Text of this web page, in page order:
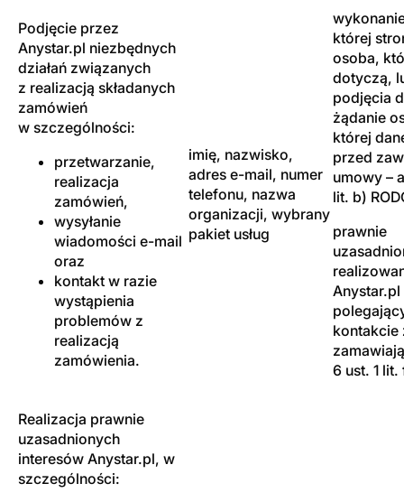
Podjęcie przez
Anystar.pl niezbędnych
działań związanych
z realizacją składanych
zamówień
w szczególności:
przetwarzanie,
realizacja
zamówień,
wysyłanie
wiadomości e-mail
oraz
kontakt w razie
wystąpienia
problemów z
realizacją
zamówienia.
imię, nazwisko,
adres e-mail, numer
telefonu, nazwa
organizacji, wybrany
pakiet usług
której
osoba,
dotyczą,
podjęcia
żądanie
której
przed
umowy –
lit. b)
prawnie
Anystar.pl
kontakcie
6 ust. 1 lit.
Realizacja prawnie
uzasadnionych
interesów Anystar.pl, w
szczególności: